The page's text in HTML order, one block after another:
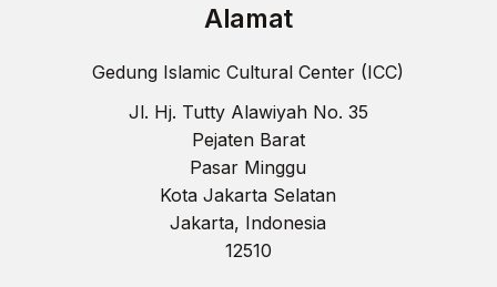
Alamat
Gedung Islamic Cultural Center (ICC)
Jl. Hj. Tutty Alawiyah No. 35
Pejaten Barat
Pasar Minggu
Kota Jakarta Selatan
Jakarta, Indonesia
12510